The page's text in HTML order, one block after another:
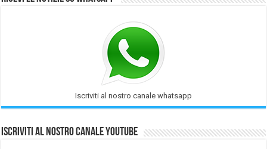
Iscriviti al nostro canale whatsapp
Iscriviti al nostro Canale Youtube